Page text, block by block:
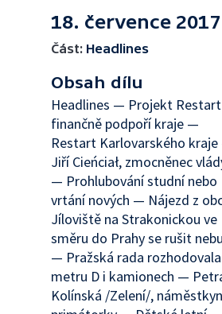
18. července 2017
Část: Headlines
Obsah dílu
Headlines — Projekt Restart
finančně podpoří kraje —
Restart Karlovarského
Jiří Cieńciał, zmocněnec
— Prohlubování studní nebo
vrtání nových — Nájezd z
Jíloviště na Strakonickou ve
směru do Prahy se rušit
— Pražská rada
metru D i kamionech —
Kolínská /Zelení/,